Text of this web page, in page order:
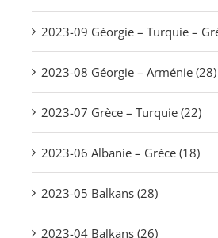
2023-09 Géorgie – Turquie –
2023-08 Géorgie – Arménie (28)
2023-07 Grèce – Turquie (22)
2023-06 Albanie – Grèce (18)
2023-05 Balkans (28)
2023-04 Balkans (26)